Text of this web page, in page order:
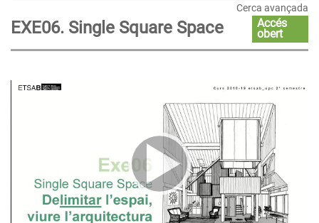
Cerca avançada
EXE06. Single Square Space
Accés
obert